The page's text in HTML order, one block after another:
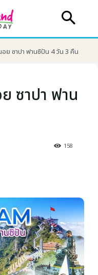
อย ซาปา ฟานซิปัน 4 วัน 3 คืน
ซาปา ฟาน
158